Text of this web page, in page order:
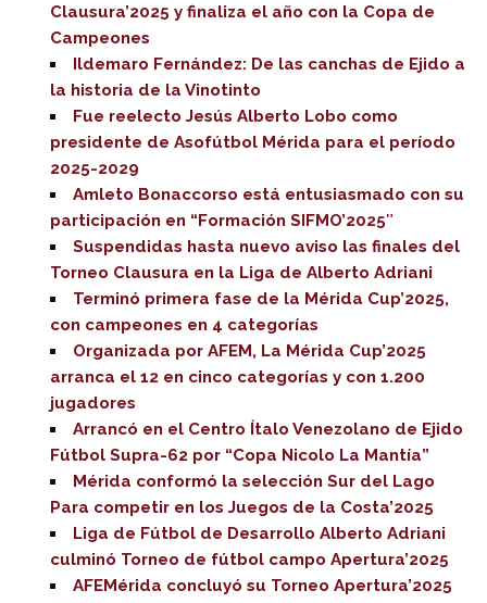
Clausura’2025 y finaliza el año con la Copa de
Campeones
Ildemaro Fernández: De las canchas de Ejido a
la historia de la Vinotinto
Fue reelecto Jesús Alberto Lobo como
presidente de Asofútbol Mérida para el período
2025-2029
Amleto Bonaccorso está entusiasmado con su
participación en “Formación SIFMO’2025″
Suspendidas hasta nuevo aviso las finales del
Torneo Clausura en la Liga de Alberto Adriani
Terminó primera fase de la Mérida Cup’2025,
con campeones en 4 categorías
Organizada por AFEM, La Mérida Cup’2025
arranca el 12 en cinco categorías y con 1.200
jugadores
Arrancó en el Centro Ítalo Venezolano de Ejido
Fútbol Supra-62 por “Copa Nicolo La Mantía”
Mérida conformó la selección Sur del Lago
Para competir en los Juegos de la Costa’2025
Liga de Fútbol de Desarrollo Alberto Adriani
culminó Torneo de fútbol campo Apertura’2025
AFEMérida concluyó su Torneo Apertura’2025